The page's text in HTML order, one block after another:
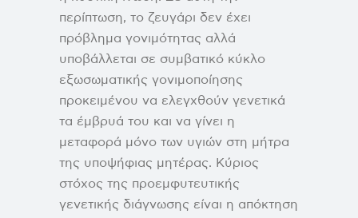
περίπτωση, το ζευγάρι δεν έχει
πρόβλημα γονιμότητας αλλά
υποβάλλεται σε συμβατικό κύκλο
εξωσωματικής γονιμοποίησης
προκειμένου να ελεγχθούν γενετικά
τα έμβρυά του και να γίνει η
μεταφορά μόνο των υγιών στη μήτρα
της υποψήφιας μητέρας. Κύριος
στόχος της προεμφυτευτικής
γενετικής διάγνωσης είναι η απόκτηση